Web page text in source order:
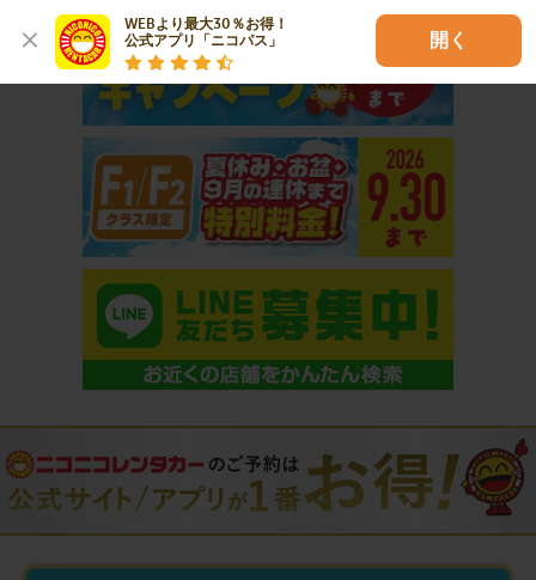
WEBより最大30％お得！
公式アプリ「ニコパス」
開く